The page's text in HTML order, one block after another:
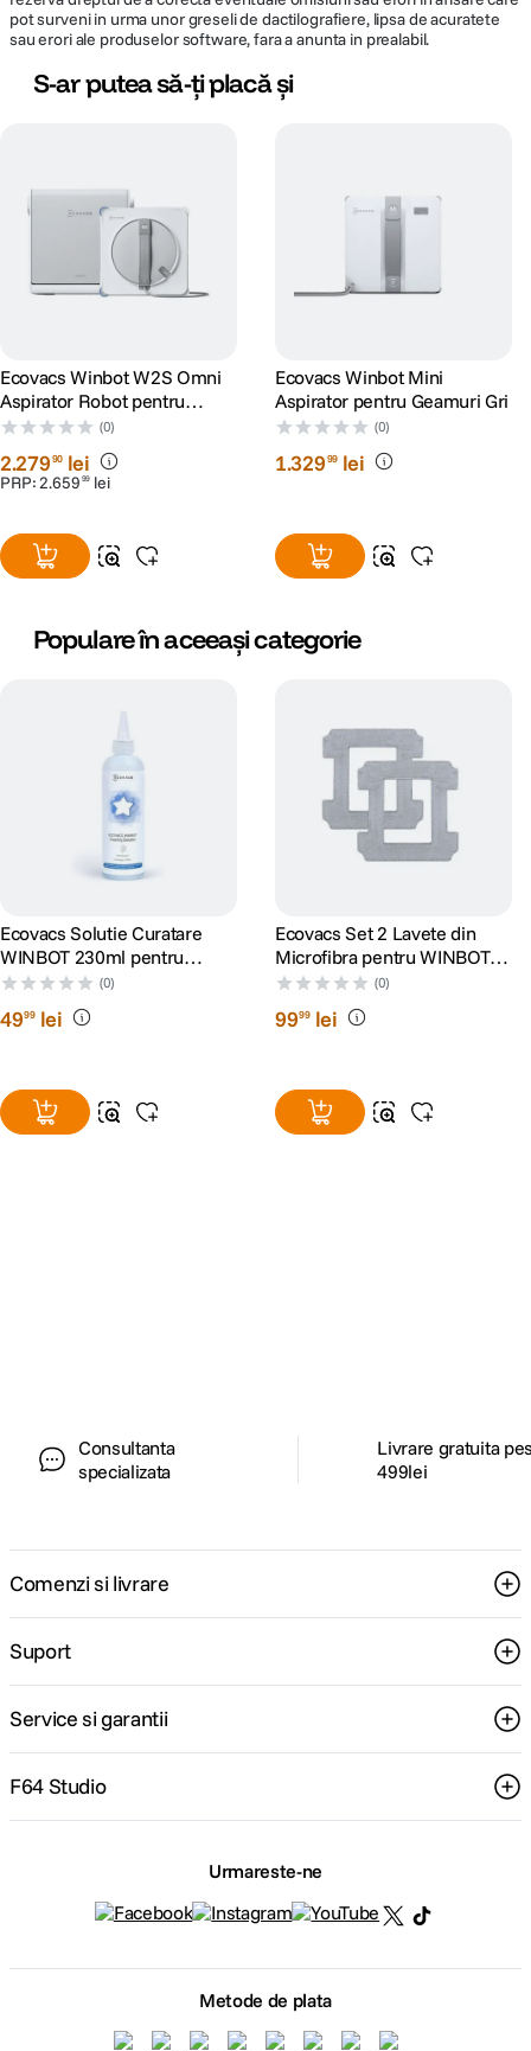
pot surveni in urma unor greseli de dactilografiere, lipsa de acuratete
sau erori ale produselor software, fara a anunta in prealabil.
S-ar putea să-ți placă și
Ecovacs Winbot W2S Omni
Aspirator Robot pentru
Geamuri
(0)
2.27990 lei
PRP:2.659 99 lei
Ecovacs Winbot Mini
Aspirator pentru Geamuri Gri
(0)
1.32999 lei
Populare în aceeași categorie
Ecovacs Solutie Curatare
WINBOT 230ml pentru
W710/730/830/850/880/920
/930/950/X/W1PRO
(0)
4999 lei
Ecovacs Set 2 Lavete din
Microfibra pentru WINBOT
W2/W2 OMNI
(0)
9999 lei
Consultanta
specializata
Livrare gratuita
499lei
Comenzi si livrare
Suport
Service si garantii
F64 Studio
Urmareste-ne
Metode de plata